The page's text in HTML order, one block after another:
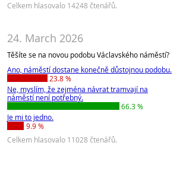
Celkem hlasovalo 14248 čtenářů.
24. March 2026
Těšíte se na novou podobu Václavského náměstí?
Ano, náměstí dostane konečně důstojnou podobu.
23.8 %
Ne, myslím, že zejména návrat tramvají na
náměstí není potřebný.
66.3 %
Je mi to jedno.
9.9 %
Celkem hlasovalo 11028 čtenářů.